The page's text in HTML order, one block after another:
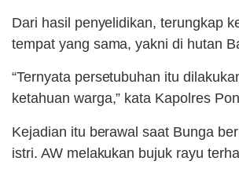
Dari hasil penyelidikan, terungkap
tempat yang sama, yakni di hutan
“Ternyata persetubuhan itu
ketahuan warga,” kata Kapolres
Kejadian itu berawal saat Bunga
istri. AW melakukan bujuk rayu